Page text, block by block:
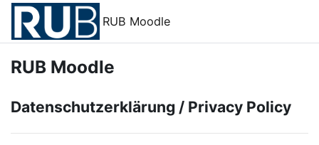
Zum Hauptinhalt
RUB Moodle
RUB Moodle
Datenschutzerklärung / Privacy Policy